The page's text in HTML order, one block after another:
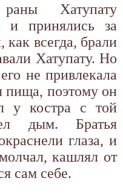
Хатупату
и принялись за
всегда, брали
Хатупату. Но
не привлекала
пища, поэтому он
у костра с той
дым. Братья
глаза, и
кашлял от
сам себе.